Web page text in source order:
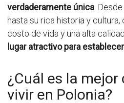
verdaderamente única.
hasta su rica historia y
costo de vida y una alta
lugar atractivo para
¿Cuál es la
vivir en Polonia?